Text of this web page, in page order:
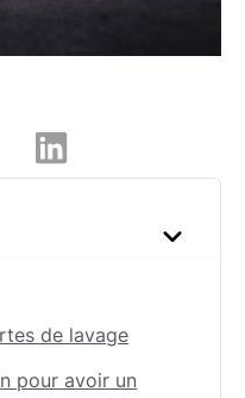
de lavage
pour avoir un